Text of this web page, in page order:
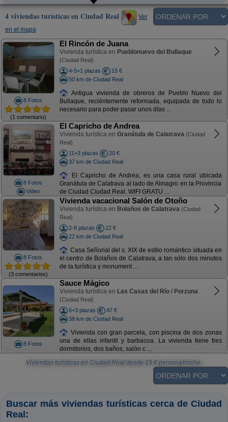
4 viviendas turísticas en Ciudad Real
Ver
en el mapa
8 Fotos
(1 comentario)
El Rincón de Juana
Vivienda turística en Pueblonuevo del Bullaque
(Ciudad Real)
4-5+1 plazas
15 €
50 km de Ciudad Real
Antigua vivienda de obreros de Pueblo Nuevo del
Bullaque, reciéntemente reformada, equipada de todo lo
necesario para poder pasar unos días ...
8 Fotos
Video
El Capricho de Andrea
Vivienda turística en Granátula de Calatrava (Ciudad
Real)
11+3 plazas
20 €
37 km de Ciudad Real
El Capricho de Andrea, es una casa rural ubicada
Granátula de Calatrava al lado de Almagro en la Provincia
de Ciudad Ciudad Real. WIFI GRATU ...
8 Fotos
(3 comentarios)
Vivienda vacacional Salón de Otoño
Vivienda turística en Bolaños de Calatrava (Ciudad
Real)
2-8 plazas
22 €
22 km de Ciudad Real
Casa Señorial del s. XIX de estilo romántico situada en
el centro de Bolaños de Calatrava, a tan sólo dos minutos
de la turística y monument ...
8 Fotos
Sauce Mágico
Vivienda turística en Las Casas del Río / Porzuna
(Ciudad Real)
6+3 plazas
47 €
38 km de Ciudad Real
Vivienda con gran parcela, con piscina de dos zonas
una de ellas infantil y barbacoa. La vivienda tiene tres
dormitorios, dos baños, salón c ...
Viviendas turísticas en Ciudad Real desde 15 € persona/noche.
Buscar más viviendas turísticas cerca de Ciudad
Real: